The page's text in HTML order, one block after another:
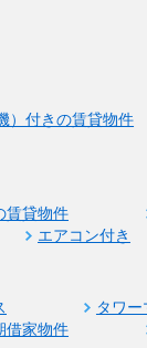
）付きの賃貸物件
賃貸物件
エアコン付き
タワ
借家物件